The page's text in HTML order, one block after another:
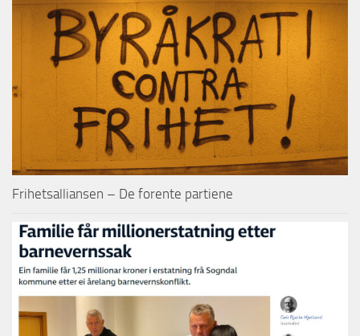
Frihetsalliansen – De forente partiene